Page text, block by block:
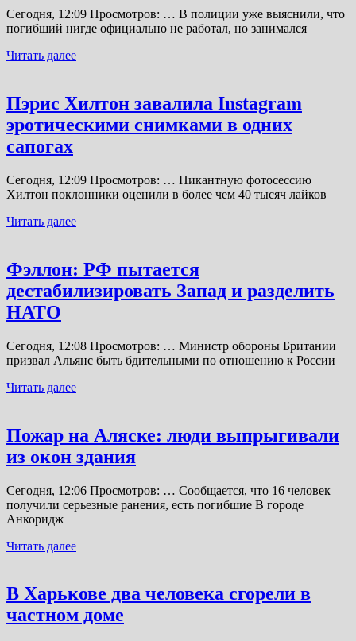
Сегодня, 12:09 Просмотров: … В полиции уже выяснили, что
погибший нигде официально не работал, но занимался
Читать далее
Пэрис Хилтон завалила Instagram
эротическими снимками в одних
сапогах
Сегодня, 12:09 Просмотров: … Пикантную фотосессию
Хилтон поклонники оценили в более чем 40 тысяч лайков
Читать далее
Фэллон: РФ пытается
дестабилизировать Запад и разделить
НАТО
Сегодня, 12:08 Просмотров: … Министр обороны Британии
призвал Альянс быть бдительными по отношению к России
Читать далее
Пожар на Аляске: люди выпрыгивали
из окон здания
Сегодня, 12:06 Просмотров: … Сообщается, что 16 человек
получили серьезные ранения, есть погибшие В городе
Анкоридж
Читать далее
В Харькове два человека сгорели в
частном доме